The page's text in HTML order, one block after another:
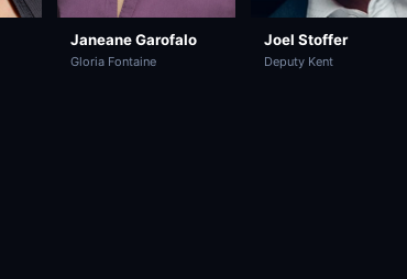
Janeane Garofalo
Gloria Fontaine
Joel Stoffer
Deputy Kent